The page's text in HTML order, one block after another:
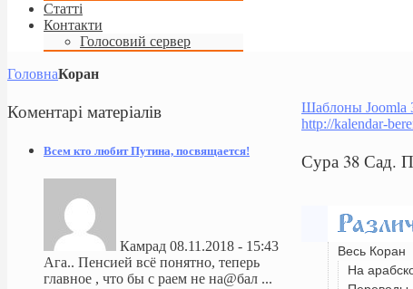
Статті
Контакти
Голосовий сервер
ГоловнаКоран
Шаблоны Joomla
http://kalendar-
Сура 38 Сад.
Весь Коран
На
Коментарі матеріалів
Всем кто любит Путина, посвящается!
Камрад 08.11.2018 - 15:43
Ага.. Пенсией всё понятно, теперь
главное , что бы с раем не на@бал ...